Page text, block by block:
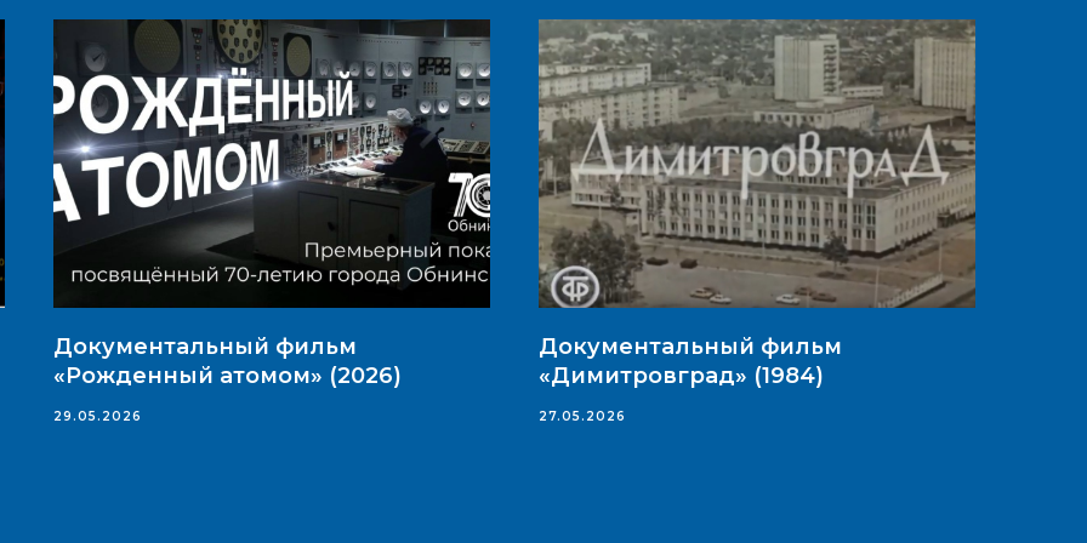
Документальный фильм
«Рожденный атомом» (2026)
29.05.2026
Документальный фильм
«Димитровград» (1984)
27.05.2026